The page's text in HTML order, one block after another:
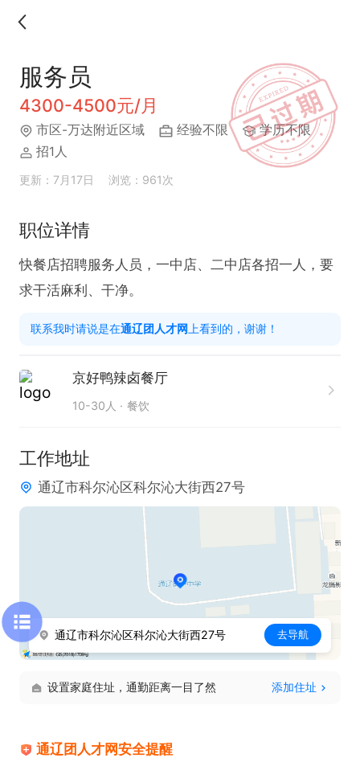
服务员
4300-4500元/月
市区-万达附近区域 经验不限
学历不限
招1人
更新：7月17日 浏览：961次
职位详情
快餐店招聘服务人员，一中店、二中店各招一人，要
求干活麻利、干净。
联系我时请说是在通辽团人才网 上看到的，谢谢！
京好鸭辣卤餐厅
10-30人 餐饮
工作地址
通辽市科尔沁区科尔沁大街西27号
通辽市科尔沁区科尔沁大街西27号 去导航
设置家庭住址，通勤距离一目了然 添加住址
通辽团人才网安全提醒